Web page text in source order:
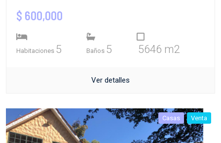
$ 600,000
Habitaciones 5 Baños 5 5646 m2
Ver detalles
Casas Venta